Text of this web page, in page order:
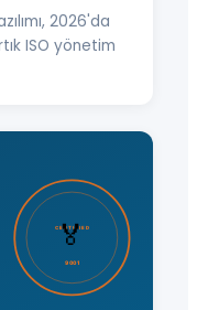
2026'da
ISO yönetim